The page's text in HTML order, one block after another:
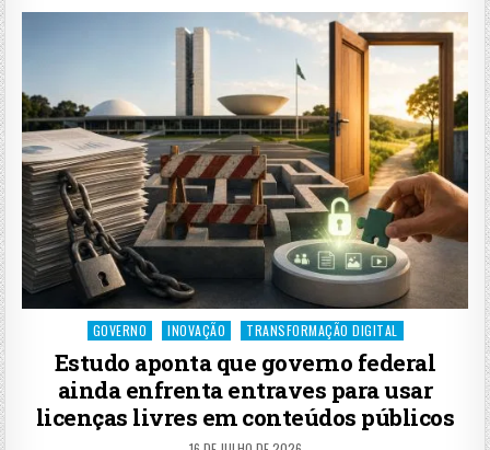
Posted
GOVERNO INOVAÇÃO TRANSFORMAÇÃO DIGITAL
Estudo aponta que governo federal
ainda enfrenta entraves para usar
licenças livres em conteúdos públicos